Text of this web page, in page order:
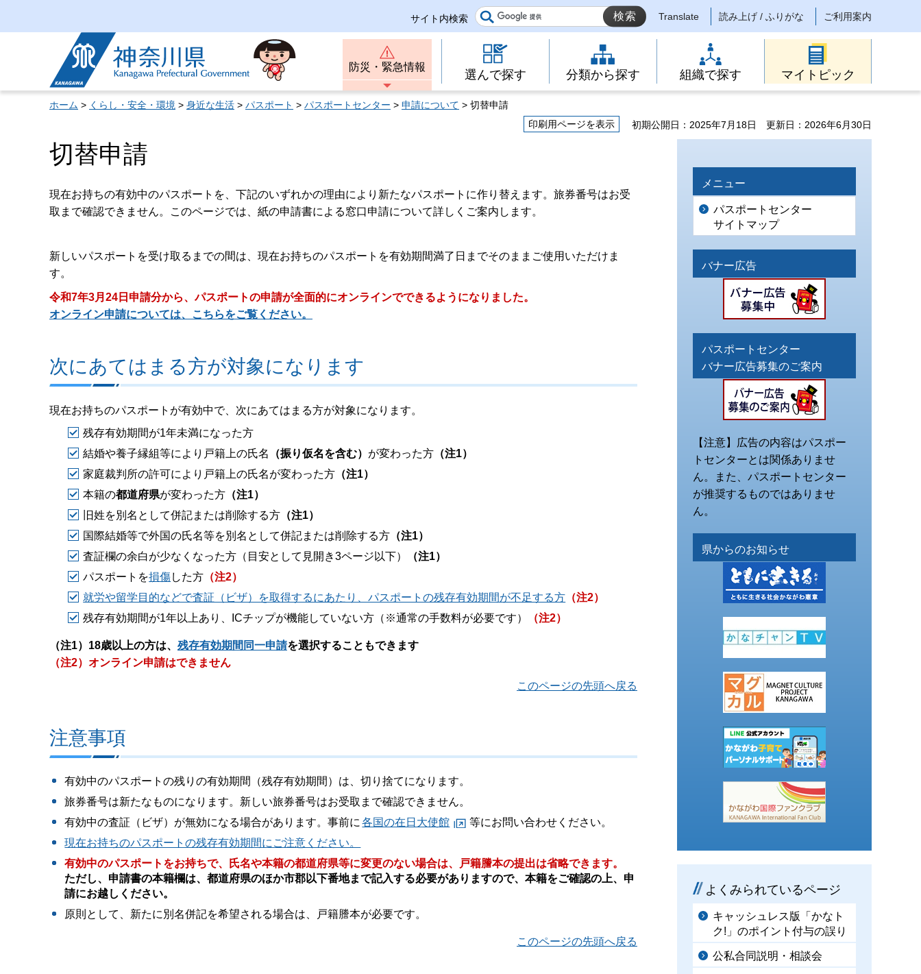
サイト内検索 Translate 読み上げ / ふりがな ご利用案内
神奈川県
防災・緊急情報
選んで探す 分類から探す 組織で探す マイトピック
ホーム > くらし・安全・環境 > 身近な生活 > パスポート > パスポートセンター > 申請について > 切替申請
印刷用ページを表示
初期公開日：2025年7月18日 更新日：2026年6月30日
切替申請
現在お持ちの有効中のパスポートを、下記のいずれかの理由により新たなパスポートに作り替えます。旅券番号はお受
取まで確認できません。このページでは、紙の申請書による窓口申請について詳しくご案内します。
新しいパスポートを受け取るまでの間は、現在お持ちのパスポートを有効期間満了日までそのままご使用いただけま
す。
令和7年3月24日申請分から、パスポートの申請が全面的にオンラインでできるようになりました。
オンライン申請については、こちらをご覧ください。
次にあてはまる方が対象になります
現在お持ちのパスポートが有効中で、次にあてはまる方が対象になります。
残存有効期間が1年未満になった方
結婚や養子縁組等により戸籍上の氏名
（振り仮名を含む） が変わった方 （注1）
家庭裁判所の許可により戸籍上の氏名が変わった方 （注1）
本籍の都道府県が変わった方 （注1）
旧姓を別名として併記または削除する方 （注1）
国際結婚等で外国の氏名等を別名として併記または削除する方 （注1）
査証欄の余白が少なくなった方（目安として見開き3ページ以下）
（注1）
パスポートを損傷した方 （注2）
就労や留学目的などで査証（ビザ）を取得するにあたり、パスポートの残存有効期間が不足する方 （注2）
残存有効期間が1年以上あり、ICチップが機能していない方（※通常の手数料が必要です）
（注2）
（注1）18歳以上の方は、 残存有効期間同一申請を選択することもできます
（注2）オンライン申請はできません
このページの先頭へ戻る
注意事項
有効中のパスポートの残りの有効期間（残存有効期間）は、切り捨てになります。
旅券番号は新たなものになります。新しい旅券番号はお受取まで確認できません。
有効中の査証（ビザ）が無効になる場合があります。事前に 各国の在日大使館
等にお問い合わせください。
現在お持ちのパスポートの残存有効期間にご注意ください。
有効中のパスポートをお持ちで、氏名や本籍の都道府県等に変更のない場合は、戸籍謄本の提出は省略できます。
ただし、申請書の本籍欄は、都道府県のほか市郡以下番地まで記入する必要がありますので、本籍をご確認の上、申
請にお越しください。
原則として、新たに別名併記を希望される場合は、戸籍謄本が必要です。
このページの先頭へ戻る
メニュー
パスポートセンター
サイトマップ
バナー広告
パスポートセンター
バナー広告募集のご案内
【注意】広告の内容はパスポー
トセンターとは関係ありませ
ん。また、パスポートセンター
が推奨するものではありませ
ん。
県からのお知らせ
よくみられているページ
キャッシュレス版「かなト
ク!」のポイント付与の誤り
公私合同説明・相談会